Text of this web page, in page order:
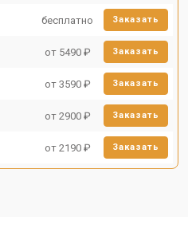
бесплатно Заказать
от 5490 ₽ Заказать
от 3590 ₽ Заказать
от 2900 ₽ Заказать
от 2190 ₽ Заказать